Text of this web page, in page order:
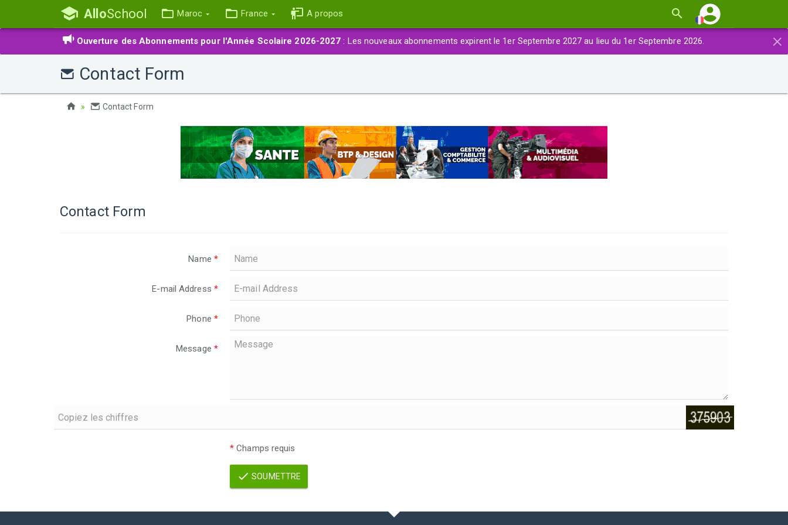
AlloSchool Maroc France A propos
×
Ouverture des Abonnements pour l'Année Scolaire 2026-2027 : Les nouveaux abonnements expirent le 1er Septembre 2027 au lieu du 1er Septembre 2026.
Contact Form
Contact Form
Contact Form
Name *
E-mail Address *
Phone *
Message *
* Champs requis
SOUMETTRE